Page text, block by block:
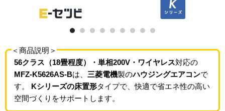
＜商品説明＞
56クラス（18畳程度）・単相200V・ワイヤレス対応の
MFZ-K5626AS-Bは、 三菱電機製のハウジングエアコンで
す。 Kシリーズの床置形タイプで、快適で省エネ性の高い
空間づくりをサポートします。